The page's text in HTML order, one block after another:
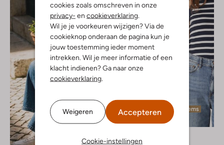
cookies zoals omschreven in onze
privacy- en cookieverklaring
Wil je je voorkeuren wijzigen? Via de
cookieknop onderaan de pagina kun je
jouw toestemming ieder moment
intrekken. Wil je meer informatie of een
klacht indienen? Ga naar onze
cookieverklaring
Weigeren Accepteren
Cookie-instellingen
Laatste items
-20%